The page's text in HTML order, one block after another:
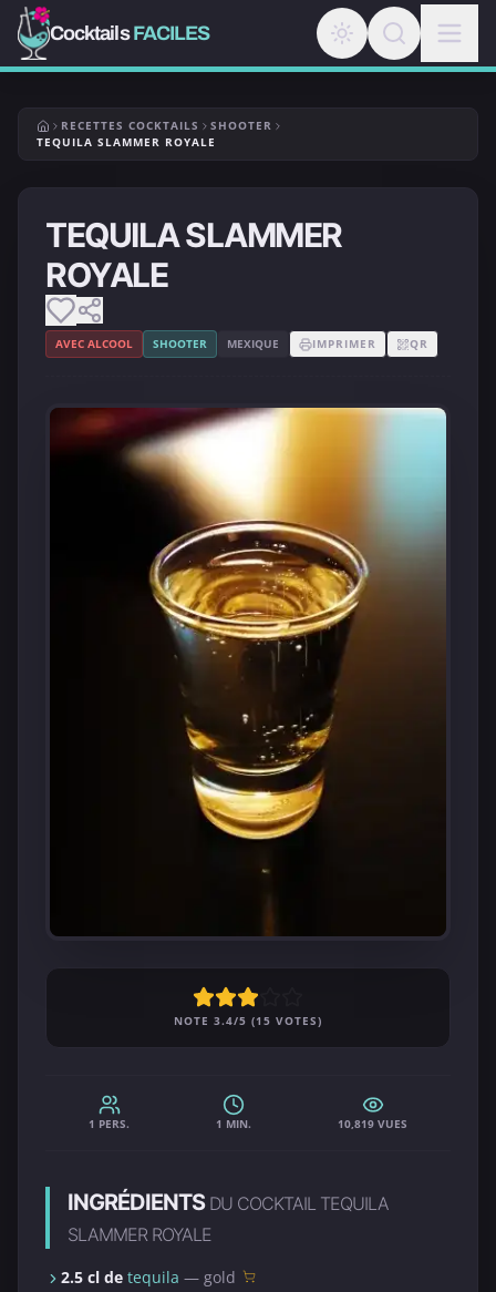
CocktailsFACILES
RECETTES COCKTAILS
SHOOTER
TEQUILA SLAMMER ROYALE
TEQUILA SLAMMER
ROYALE
AVEC ALCOOL SHOOTER MEXIQUE IMPRIMER QR
NOTE 3.4/5 (15 VOTES)
1 PERS. 1 MIN. 10,819 VUES
INGRÉDIENTS DU COCKTAIL TEQUILA
SLAMMER ROYALE
2.5 cl de tequila — gold